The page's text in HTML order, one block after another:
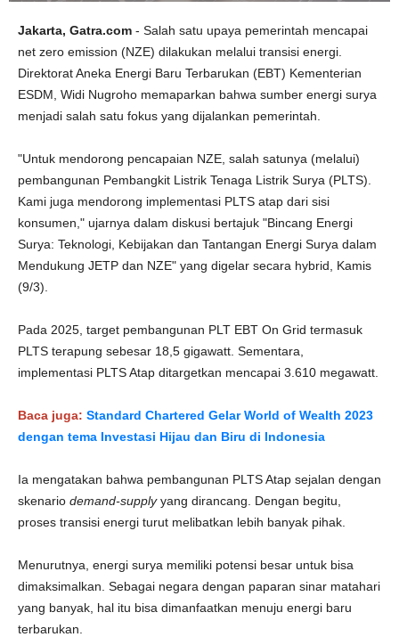
Jakarta, Gatra.com - Salah satu upaya pemerintah mencapai
net zero emission (NZE) dilakukan melalui transisi energi.
Direktorat Aneka Energi Baru Terbarukan (EBT) Kementerian
ESDM, Widi Nugroho memaparkan bahwa sumber energi surya
menjadi salah satu fokus yang dijalankan pemerintah.
"Untuk mendorong pencapaian NZE, salah satunya (melalui)
pembangunan Pembangkit Listrik Tenaga Listrik Surya (PLTS).
Kami juga mendorong implementasi PLTS atap dari sisi
konsumen," ujarnya dalam diskusi bertajuk "Bincang Energi
Surya: Teknologi, Kebijakan dan Tantangan Energi Surya dalam
Mendukung JETP dan NZE" yang digelar secara hybrid, Kamis
(9/3).
Pada 2025, target pembangunan PLT EBT On Grid termasuk
PLTS terapung sebesar 18,5 gigawatt. Sementara,
implementasi PLTS Atap ditargetkan mencapai 3.610 megawatt.
Baca juga: Standard Chartered Gelar World of Wealth 2023
dengan tema Investasi Hijau dan Biru di Indonesia
Ia mengatakan bahwa pembangunan PLTS Atap sejalan dengan
skenario demand-supplyyang dirancang. Dengan begitu,
proses transisi energi turut melibatkan lebih banyak pihak.
Menurutnya, energi surya memiliki potensi besar untuk bisa
dimaksimalkan. Sebagai negara dengan paparan sinar matahari
yang banyak, hal itu bisa dimanfaatkan menuju energi baru
terbarukan.